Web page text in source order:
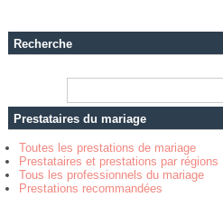
Recherche
Prestataires du mariage
Toutes les prestations de mariage
Prestataires et prestations par régions
Tous les professionnels du mariage
Prestations recommandées